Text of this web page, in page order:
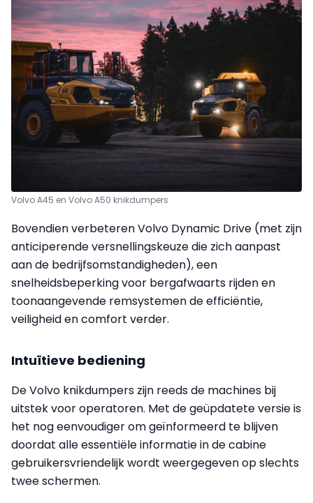
Volvo A45 en Volvo A50 knikdumpers
Bovendien verbeteren Volvo Dynamic Drive (met zijn
anticiperende versnellingskeuze die zich aanpast
aan de bedrijfsomstandigheden), een
snelheidsbeperking voor bergafwaarts rijden en
toonaangevende remsystemen de efficiëntie,
veiligheid en comfort verder.
Intuïtieve bediening
De Volvo knikdumpers zijn reeds de machines bij
uitstek voor operatoren. Met de geüpdatete versie is
het nog eenvoudiger om geïnformeerd te blijven
doordat alle essentiële informatie in de cabine
gebruikersvriendelijk wordt weergegeven op slechts
twee schermen.